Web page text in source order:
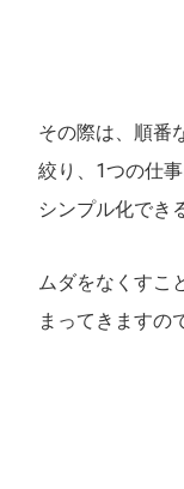
その際は、順番
絞り、1つの仕
シンプル化でき
ムダをなくすこ
まってきますの